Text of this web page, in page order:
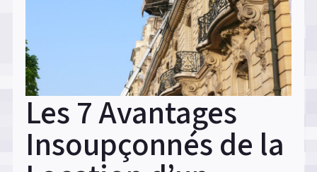
Les 7 Avantages
Insoupçonnés de la